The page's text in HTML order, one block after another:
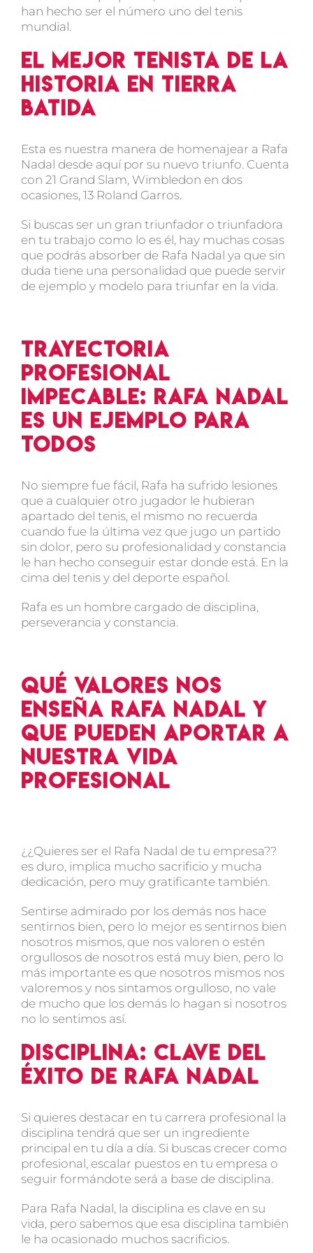
han hecho ser el número uno del tenis
mundial.
El mejor tenista de la
historia en tierra
batida
Esta es nuestra manera de homenajear a Rafa
Nadal desde aquí por su nuevo triunfo. Cuenta
con 21 Grand Slam, Wimbledon en dos
ocasiones, 13 Roland Garros.
Si buscas ser un gran triunfador o triunfadora
en tu trabajo como lo es él, hay muchas cosas
que podrás absorber de Rafa Nadal ya que sin
duda tiene una personalidad que puede servir
de ejemplo y modelo para triunfar en la vida.
Trayectoria
profesional
impecable: Rafa Nadal
es un ejemplo para
todos
No siempre fue fácil, Rafa ha sufrido lesiones
que a cualquier otro jugador le hubieran
apartado del tenis, el mismo no recuerda
cuando fue la última vez que jugo un partido
sin dolor, pero su profesionalidad y constancia
le han hecho conseguir estar donde está. En la
cima del tenis y del deporte español.
Rafa es un hombre cargado de disciplina,
perseverancia y constancia.
Qué valores nos
enseña Rafa Nadal y
que pueden aportar a
nuestra vida
profesional
¿¿Quieres ser el Rafa Nadal de tu empresa??
es duro, implica mucho sacrificio y mucha
dedicación, pero muy gratificante también.
Sentirse admirado por los demás nos hace
sentirnos bien, pero lo mejor es sentirnos bien
nosotros mismos, que nos valoren o estén
orgullosos de nosotros está muy bien, pero lo
más importante es que nosotros mismos nos
valoremos y nos sintamos orgulloso, no vale
de mucho que los demás lo hagan si nosotros
no lo sentimos así.
Disciplina: Clave del
éxito de Rafa Nadal
Si quieres destacar en tu carrera profesional la
disciplina tendrá que ser un ingrediente
principal en tu día a día. Si buscas crecer como
profesional, escalar puestos en tu empresa o
seguir formándote será a base de disciplina.
Para Rafa Nadal, la disciplina es clave en su
vida, pero sabemos que esa disciplina también
le ha ocasionado muchos sacrificios.